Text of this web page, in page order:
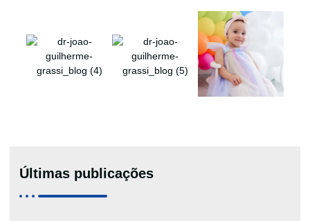
Últimas publicações